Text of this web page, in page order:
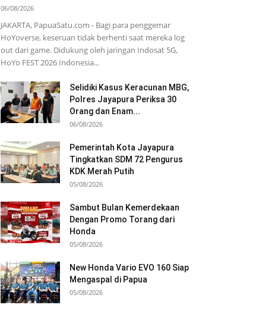
06/08/2026
JAKARTA, PapuaSatu.com - Bagi para penggemar
HoYoverse, keseruan tidak berhenti saat mereka log
out dari game. Didukung oleh jaringan Indosat 5G,
HoYo FEST 2026 Indonesia...
Selidiki Kasus Keracunan MBG,
Polres Jayapura Periksa 30
Orang dan Enam...
06/08/2026
Pemerintah Kota Jayapura
Tingkatkan SDM 72 Pengurus
KDK Merah Putih
05/08/2026
Sambut Bulan Kemerdekaan
Dengan Promo Torang dari
Honda
05/08/2026
New Honda Vario EVO 160 Siap
Mengaspal di Papua
05/08/2026